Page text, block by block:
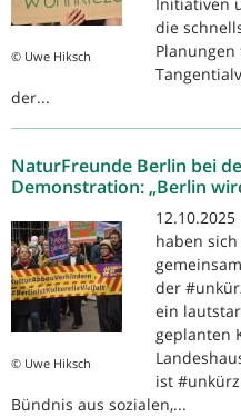
© Uwe Hiksch
Initiativen
die
der...
NaturFreunde Berlin bei
Demonstration: „Berlin
© Uwe Hiksch
haben
der
ein
geplanten
ist
Bündnis aus sozialen,...